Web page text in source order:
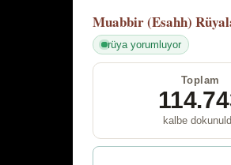
Muabbir (Esahh)
rüya yorumluyor
Toplam
kalbe